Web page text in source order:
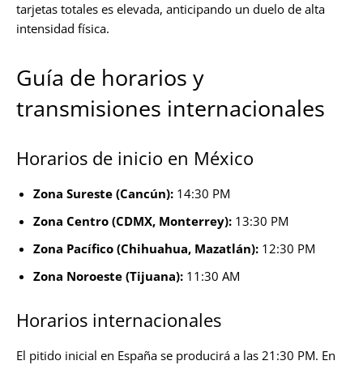
tarjetas totales es elevada, anticipando un duelo de alta
intensidad física.
Guía de horarios y
transmisiones internacionales
Horarios de inicio en México
Zona Sureste (Cancún): 14:30 PM
Zona Centro (CDMX, Monterrey): 13:30 PM
Zona Pacífico (Chihuahua, Mazatlán): 12:30 PM
Zona Noroeste (Tijuana): 11:30 AM
Horarios internacionales
El pitido inicial en España se producirá a las 21:30 PM. En